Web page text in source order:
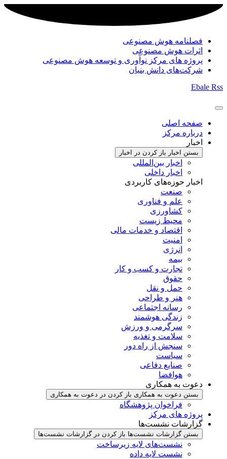
فصلنامه هوش مصنوعی
اثرات هوش مصنوعی
پروژه های مرکز نوآوری و توسعه هوش مصنوعی
شرکت‌های دانش بنیان
Ebale Rss
صفحه اصلی
درباره مرکز
اخبار
بستن اخبار باز کردن در اخبار
اخبار بین‌المللی
اخبار داخلی
اخبار حوزه‌های کاربردی
صنعت
علم و فناوری
کشاورزی
محیط زیست
اقتصاد و خدمات مالی
امنیت
انرژی
بیمه
تجارت و کسب و کار
حقوق
حمل و نقل
هنر و طراحی
رسانه اجتماعی
زندگی هوشمند
سرگرمی و ورزش
سلامت و تغذیه
سنجش از راه دور
سیاست
صنایع دفاعی
هوافضا
دعوت به همکاری
بستن دعوت به همکاری باز کردن در دعوت به همکاری
فراخوان پژوهشگاه
پروژه های مرکز
گزارشات نشست‌ها
بستن گزارشات نشست‌ها باز کردن در گزارشات نشست‌ها
نشست‌‌های لایه زیرساخت
نشست لایه داده